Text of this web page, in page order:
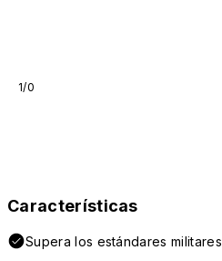
1/0
Características
Supera los estándares militares